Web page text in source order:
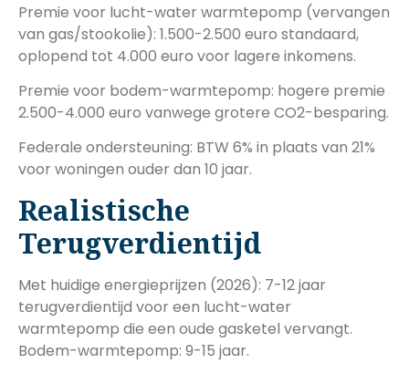
Premie voor lucht-water warmtepomp (vervangen
van gas/stookolie): 1.500-2.500 euro standaard,
oplopend tot 4.000 euro voor lagere inkomens.
Premie voor bodem-warmtepomp: hogere premie
2.500-4.000 euro vanwege grotere CO2-besparing.
Federale ondersteuning: BTW 6% in plaats van 21%
voor woningen ouder dan 10 jaar.
Realistische
Terugverdientijd
Met huidige energieprijzen (2026): 7-12 jaar
terugverdientijd voor een lucht-water
warmtepomp die een oude gasketel vervangt.
Bodem-warmtepomp: 9-15 jaar.